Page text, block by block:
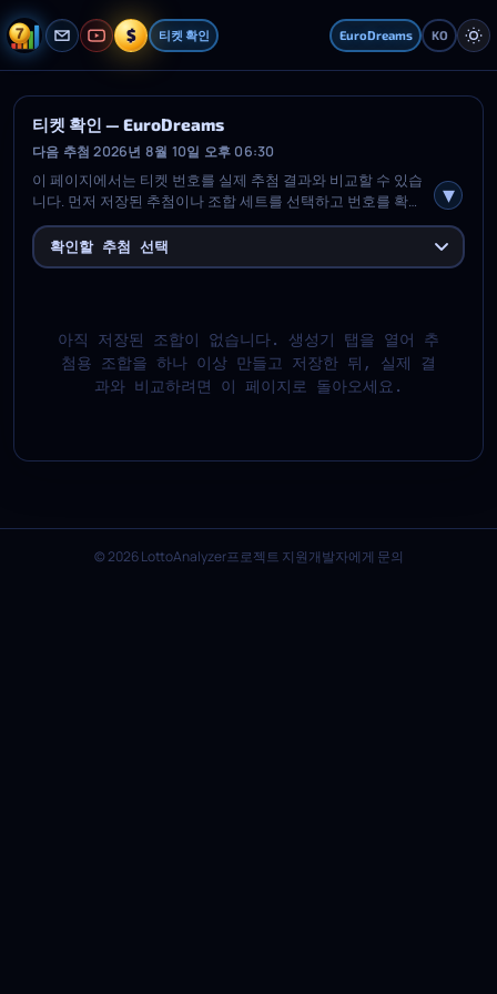
$ 티켓 확인 EuroDreams KO
티켓 확인 — EuroDreams
다음 추첨 2026년 8월 10일 오후 06:30
이 페이지에서는 티켓 번호를 실제 추첨 결과와 비교할 수 있습
니다. 먼저 저장된 추첨이나 조합 세트를 선택하고 번호를 확인
한 뒤 검사를 실행하세요. 그러면 어떤 메인 번호와 추가 번호가
일치했는지, 각 조합이 몇 개를 맞췄는지, 해당되는 경우 당첨 등
급은 무엇인지, 그리고 검사한 각 추첨의 요약을 볼 수 있습니다.
확인할 추첨 선택
아직 저장된 조합이 없습니다. 생성기 탭을 열어 추
첨용 조합을 하나 이상 만들고 저장한 뒤, 실제 결
과와 비교하려면 이 페이지로 돌아오세요.
© 2026 LottoAnalyzer프로젝트 지원개발자에게 문의